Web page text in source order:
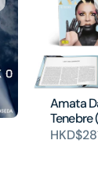
Amata
Tenebre